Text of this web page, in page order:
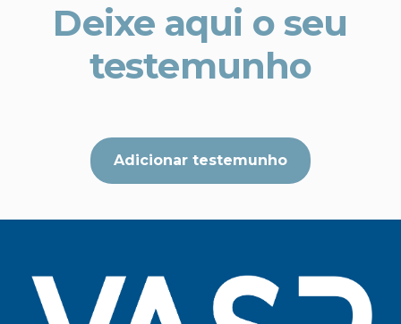
Deixe aqui o seu
testemunho
Adicionar testemunho